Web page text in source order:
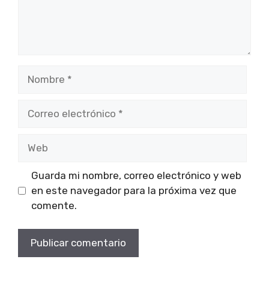
Guarda mi nombre, correo electrónico y web
en este navegador para la próxima vez que
comente.